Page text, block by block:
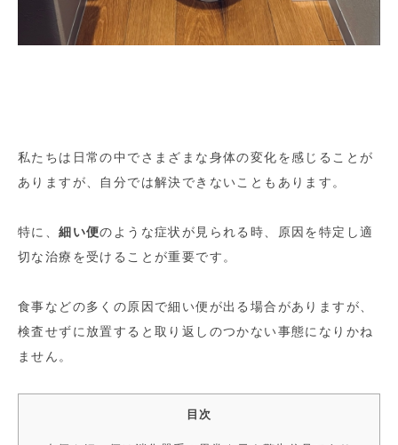
私たちは日常の中でさまざまな身体の変化を感じることが
ありますが、自分では解決できないこともあります。
特に、細い便のような症状が見られる時、原因を特定し適
切な治療を受けることが重要です。
食事などの多くの原因で細い便が出る場合がありますが、
検査せずに放置すると取り返しのつかない事態になりかね
ません。
目次